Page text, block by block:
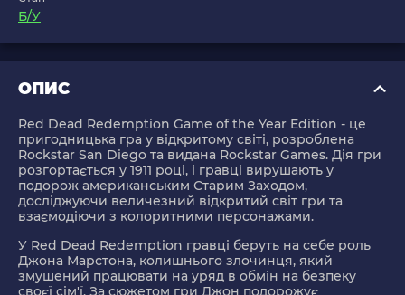
Б/У
ОПИС
Red Dead Redemption Game of the Year Edition - це
пригодницька гра у відкритому світі, розроблена
Rockstar San Diego та видана Rockstar Games. Дія гри
розгортається у 1911 році, і гравці вирушають у
подорож американським Старим Заходом,
досліджуючи величезний відкритий світ гри та
взаємодіючи з колоритними персонажами.
У Red Dead Redemption гравці беруть на себе роль
Джона Марстона, колишнього злочинця, який
змушений працювати на уряд в обмін на безпеку
своєї сім'ї. За сюжетом гри Джон подорожує